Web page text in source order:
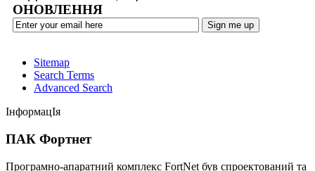
ОНОВЛЕННЯ
Sitemap
Search Terms
Advanced Search
ІнформацІя
ПАК Фортнет
Програмно-апаратний комплекс FortNet був спроектований та